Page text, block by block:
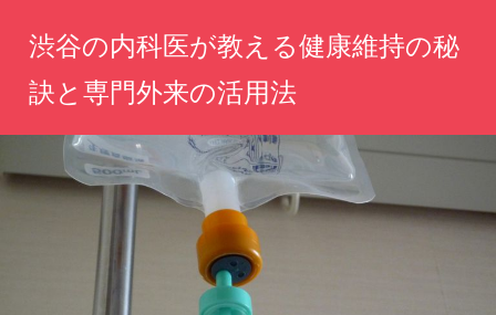
ツ
へ
渋谷の内科医が教える健康維持の秘
訣と専門外来の活用法
体
の